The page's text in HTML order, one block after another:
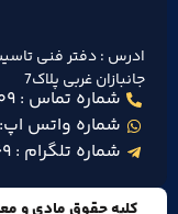
ادرس : دفتر فنی
جانبازان غربی پلاک7
شماره تماس : ۰۹۱۲۷۴۳۶۱۰۹
شماره واتس اپ:
شماره تلگرام : ۰۹۱۹۲۸۰۸۸۶۹